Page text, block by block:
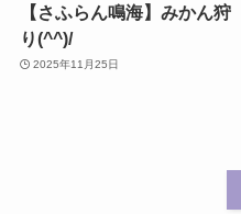
【さふらん鳴海】みかん狩
り(^^)/
2025年11月25日